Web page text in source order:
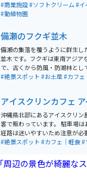
中は監視員も常駐しています。
ームを食べることもできます。
引された水族館に行くと、まる
来る素晴らしいエリアになります
#商業施設#ソフトクリーム#イ
#動植物園
備瀬のフクギ並木
備瀬の集落を覆うように群生し
並木です。フクギは東南アジア
で、古くから防風・防潮林と
台風の雨風からも集落を守っています。 水牛
に伊江島が見えます。
#絶景スポット #お土産#カフェ
アイスクリンカフェ
沖縄県北部にあるアイスクリン
客で賑わっています。 駐車場
経路は迷いやすいため注意が必
内から海を一望でき、アイスも
#絶景スポット #カフェ｜軽食#
「周辺の景色が綺麗な